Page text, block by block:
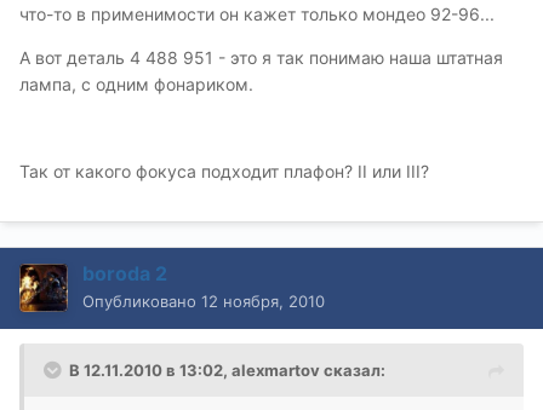
что-то в применимости он кажет только мондео 92-96...
А вот деталь 4 488 951 - это я так понимаю наша штатная
лампа, с одним фонариком.
Так от какого фокуса подходит плафон? II или III?
boroda 2
Опубликовано 12 ноября, 2010
В 12.11.2010 в 13:02, alexmartov сказал: